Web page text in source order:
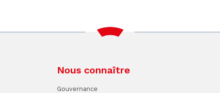
Nous connaître
Gouvernance